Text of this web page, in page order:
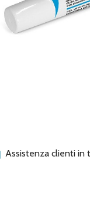
Assistenza clienti in